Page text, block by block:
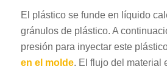
El plástico se funde en líquido
gránulos de plástico. A
presión para inyectar este
en el molde. El flujo del material